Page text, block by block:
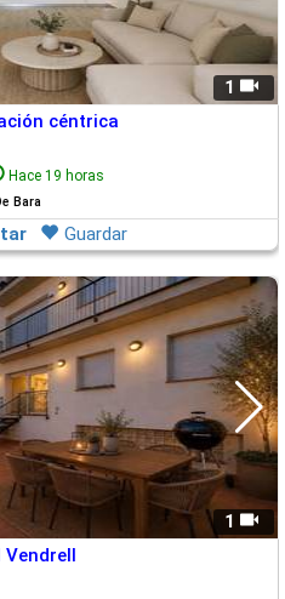
1
céntrica
Hace 19 horas
Bara
Guardar
1
Vendrell